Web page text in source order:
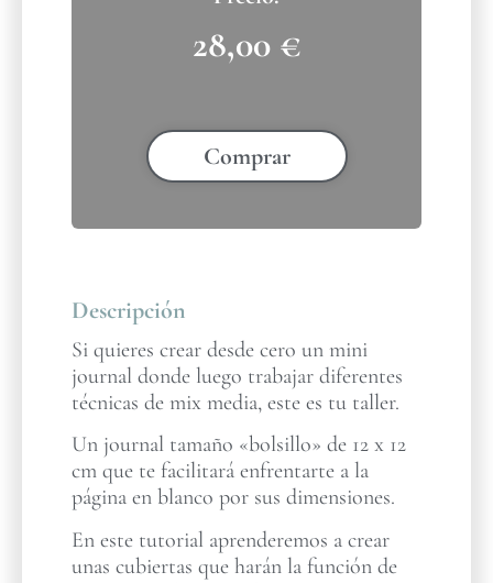
28,00 €
Comprar
Descripción
Si quieres crear desde cero un mini
journal donde luego trabajar diferentes
técnicas de mix media, este es tu taller.
Un journal tamaño «bolsillo» de 12 x 12
cm que te facilitará enfrentarte a la
página en blanco por sus dimensiones.
En este tutorial aprenderemos a crear
unas cubiertas que harán la función de